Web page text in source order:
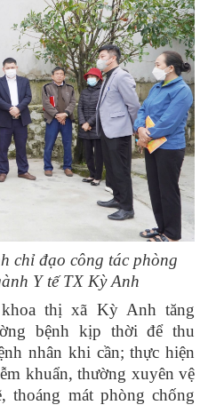
chỉ đạo công tác phòng
Y tế TX Kỳ Anh
thị xã Kỳ Anh tăng
bệnh kịp thời để thu
nhân khi cần; thực hiện
khuẩn, thường xuyên vệ
thoáng mát phòng chống